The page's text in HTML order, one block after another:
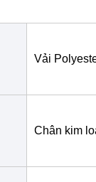
Vải
Chân kim